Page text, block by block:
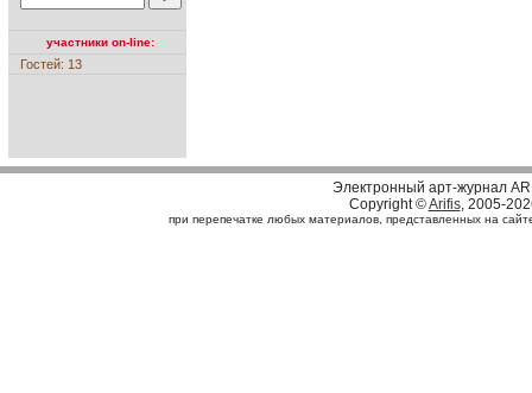
участники on-line:
Гостей: 13
Электронный арт-журнал
Copyright ©Arifis, 2005-
при перепечатке любых материалов, представленных на